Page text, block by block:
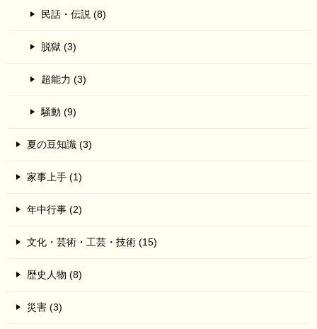
民話・伝説 (8)
脱獄 (3)
超能力 (3)
騒動 (9)
夏の豆知識 (3)
家事上手 (1)
年中行事 (2)
文化・芸術・工芸・技術 (15)
歴史人物 (8)
災害 (3)